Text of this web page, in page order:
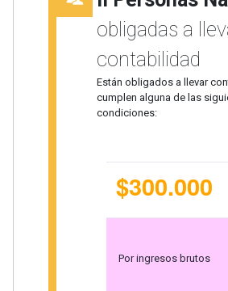
obligadas a
contabilidad
Están obligados a llevar
cumplen alguna de las
condiciones:
$300.000
Por ingresos brutos